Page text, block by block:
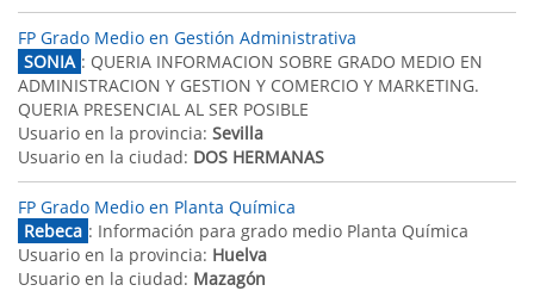
FP Grado Medio en Gestión Administrativa
SONIA : QUERIA INFORMACION SOBRE GRADO MEDIO EN
ADMINISTRACION Y GESTION Y COMERCIO Y MARKETING.
QUERIA PRESENCIAL AL SER POSIBLE
Usuario en la provincia: Sevilla
Usuario en la ciudad: DOS HERMANAS
FP Grado Medio en Planta Química
Rebeca : Información para grado medio Planta Química
Usuario en la provincia: Huelva
Usuario en la ciudad: Mazagón